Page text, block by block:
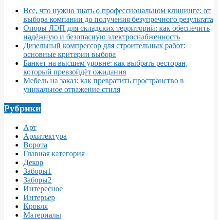
Все, что нужно знать о профессиональном клининге: от
выбора компании до получения безупречного результата
Опоры ЛЭП для складских территорий: как обеспечить
надёжную и безопасную электроснабженность
Дизельный компрессор для строительных работ:
основные критерии выбора
Банкет на высшем уровне: как выбрать ресторан,
который превзойдёт ожидания
Мебель на заказ: как превратить пространство в
уникальное отражение стиля
Рубрики
Арт
Архитектура
Ворота
Главная категория
Декор
Заборы1
Заборы2
Интересное
Интерьер
Кровля
Материалы